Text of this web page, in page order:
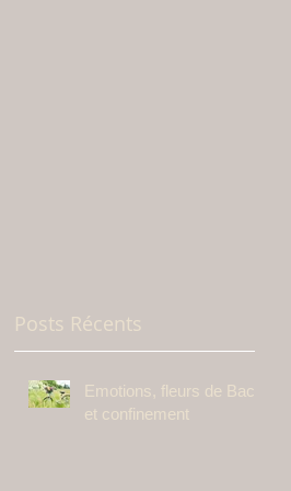
Posts Récents
Emotions, fleurs de Bach
et confinement